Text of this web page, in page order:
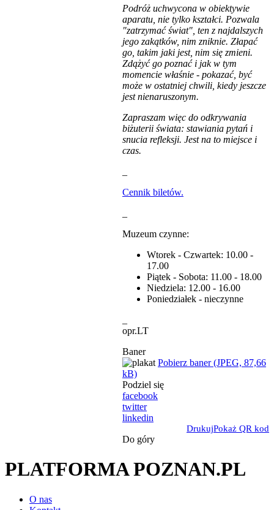
Podróż uchwycona w obiektywie
aparatu, nie tylko kształci. Pozwala
"zatrzymać świat", ten z najdalszych
jego zakątków, nim zniknie. Złapać
go, takim jaki jest, nim się zmieni.
Zdążyć go poznać i jak w tym
momencie właśnie - pokazać, być
może w ostatniej chwili, kiedy jeszcze
jest nienaruszonym.
Zapraszam więc do odkrywania
biżuterii świata: stawiania pytań i
snucia refleksji. Jest na to miejsce i
czas.
Cennik biletów.
Muzeum czynne:
Wtorek - Czwartek: 10.00 -
17.00
Piątek - Sobota: 11.00 - 18.00
Niedziela: 12.00 - 16.00
Poniedziałek - nieczynne
opr.LT
Baner
Pobierz baner (JPEG, 87,66
kB)
Podziel się
facebook
twitter
linkedin
DrukujPokaż QR kod
Do góry
PLATFORMA POZNAN.PL
O nas